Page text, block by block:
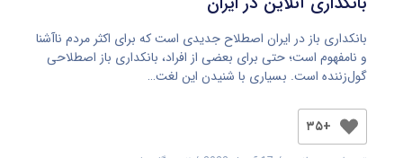
بانکداری باز در ایران اصطلاح جدیدی است که برای اکثر مردم ناآشنا
و نامفهوم است؛ حتی برای بعضی از افراد، بانکداری باز اصطلاحی
گول‌زننده است. بسیاری با شنیدن این لغت…
+۳۵